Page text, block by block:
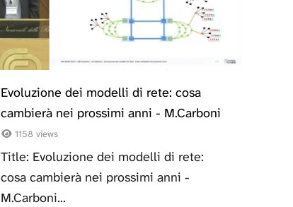
Evoluzione dei modelli di rete: cosa
cambierà nei prossimi anni - M.Carboni
1158 views
Title: Evoluzione dei modelli di rete:
cosa cambierà nei prossimi anni -
M.Carboni...